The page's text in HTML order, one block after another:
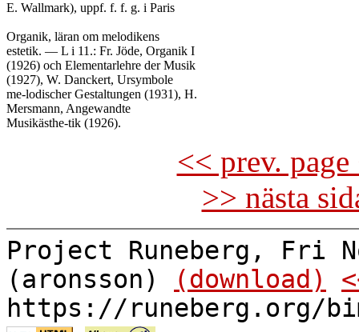
E. Wallmark), uppf. f. f. g. i Paris
Organik, läran om melodikens
estetik. — L i 11.: Fr. Jöde, Organik I
(1926) och Elementarlehre der Musik
(1927), W. Danckert, Ursymbole
me-lodischer Gestaltungen (1931), H.
Mersmann, Angewandte
<< prev.
>> nästa
Project Runeberg, Fri
(aronsson)
(download)
https://runeberg.org/